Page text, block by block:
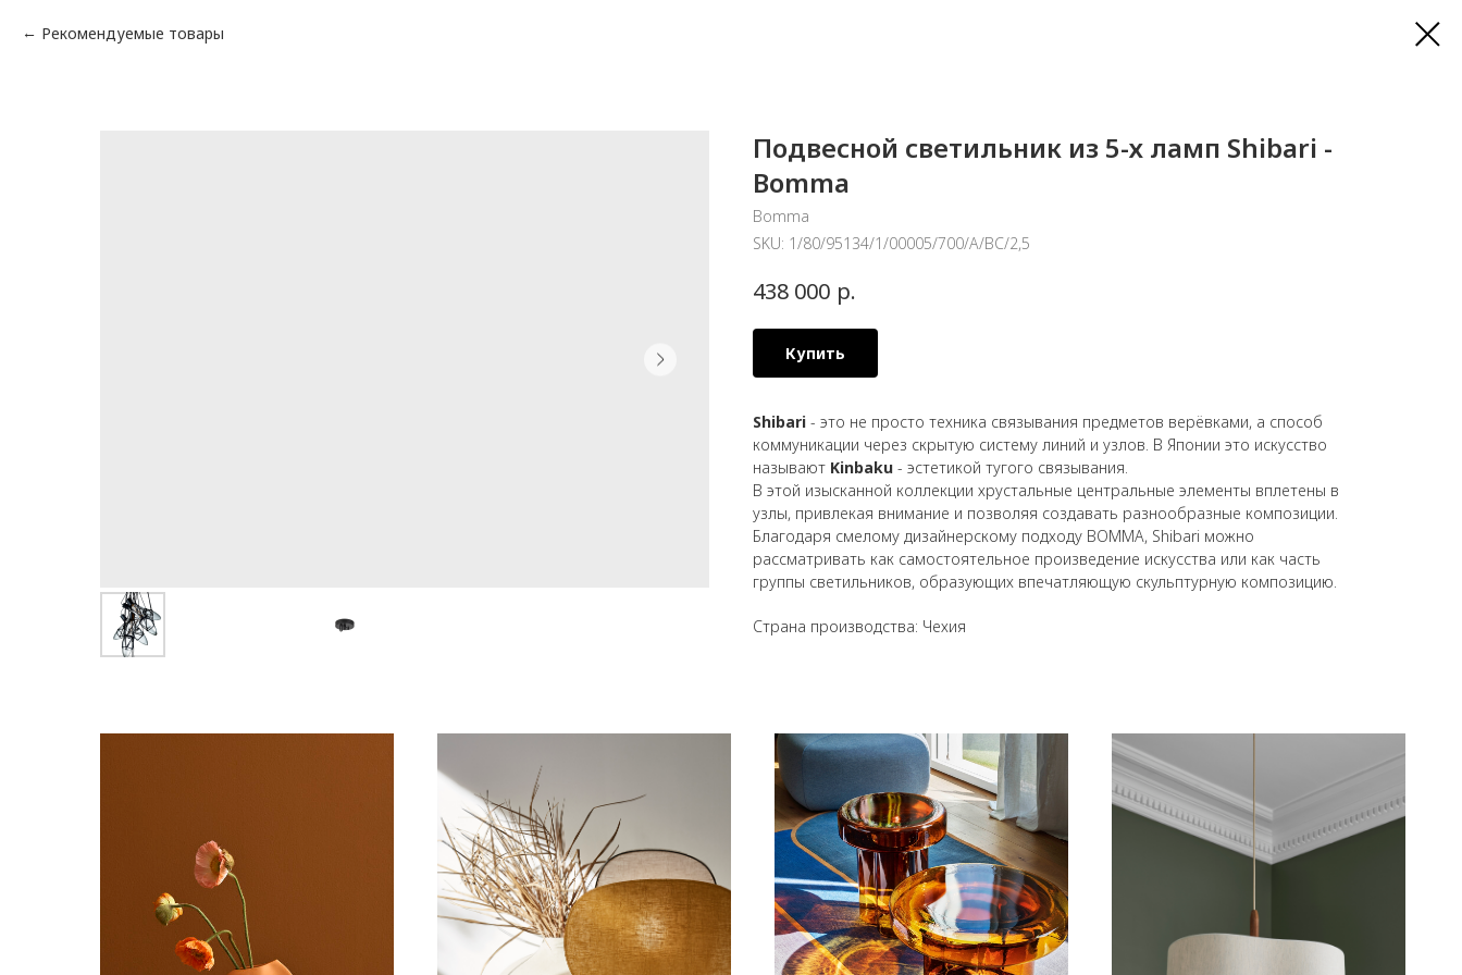
Рекомендуемые товары
Подвесной светильник из 5-х ламп Shibari -
Bomma
Bomma
SKU: 1/80/95134/1/00005/700/A/BC/2,5
438 000 р.
Купить
Shibari - это не просто техника связывания предметов верёвками, а способ
коммуникации через скрытую систему линий и узлов. В Японии это искусство
называют Kinbaku - эстетикой тугого связывания.
В этой изысканной коллекции хрустальные центральные элементы вплетены в
узлы, привлекая внимание и позволяя создавать разнообразные композиции.
Благодаря смелому дизайнерскому подходу BOMMA, Shibari можно
рассматривать как самостоятельное произведение искусства или как часть
группы светильников, образующих впечатляющую скульптурную композицию.
Страна производства: Чехия